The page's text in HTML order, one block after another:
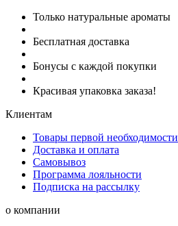
Только натуральные ароматы
Бесплатная доставка
Бонусы с каждой покупки
Красивая упаковка заказа!
Клиентам
Товары первой необходимости
Доставка и оплата
Самовывоз
Программа лояльности
Подписка на рассылку
о компании